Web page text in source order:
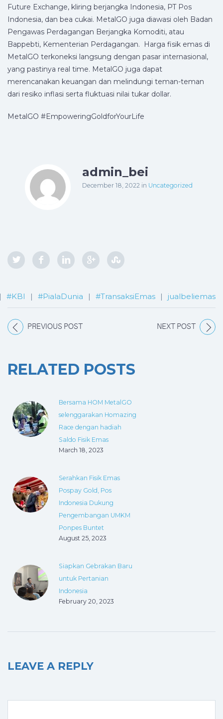
Future Exchange, kliring berjangka Indonesia, PT Pos
Indonesia, dan bea cukai. MetalGO juga diawasi oleh Badan
Pengawas Perdagangan Berjangka Komoditi, atau
Bappebti, Kementerian Perdagangan. Harga fisik emas di
MetalGO terkoneksi langsung dengan pasar internasional,
yang pastinya real time. MetalGO juga dapat
merencanakan keuangan dan melindungi teman-teman
dari resiko inflasi serta fluktuasi nilai tukar dollar.
MetalGO #EmpoweringGoldforYourLife
admin_bei
December 18, 2022 in Uncategorized
#KBI | #PialaDunia | #TransaksiEmas | jualbeliemas
PREVIOUS POST NEXT POST
RELATED POSTS
Bersama HOM MetalGO
selenggarakan Homazing
Race dengan hadiah
Saldo Fisik Emas
March 18, 2023
Serahkan Fisik Emas
Pospay Gold, Pos
Indonesia Dukung
Pengembangan UMKM
Ponpes Buntet
August 25, 2023
Siapkan Gebrakan Baru
untuk Pertanian
Indonesia
February 20, 2023
LEAVE A REPLY